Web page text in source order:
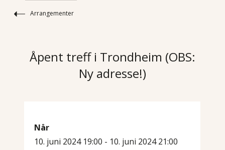
Arrangementer
Åpent treff i Trondheim (OBS:
Ny adresse!)
Når
10. juni 2024 19:00 - 10. juni 2024 21:00